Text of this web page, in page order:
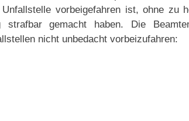
vorbeigefahren ist, ohne zu
strafbar gemacht haben. Die
nicht unbedacht vorbeizufahren: